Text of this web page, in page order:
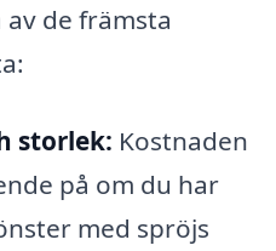
de främsta
storlek: Kostnaden
på om du har
med spröjs